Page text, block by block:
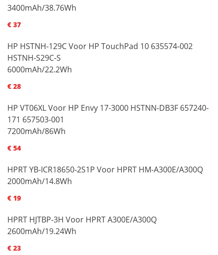
3400mAh/38.76Wh
€ 37
HP HSTNH-129C Voor HP TouchPad 10 635574-002
HSTNH-S29C-S
6000mAh/22.2Wh
€ 28
HP VT06XL Voor HP Envy 17-3000 HSTNN-DB3F 657240-
171 657503-001
7200mAh/86Wh
€ 54
HPRT YB-ICR18650-2S1P Voor HPRT HM-A300E/A300Q
2000mAh/14.8Wh
€ 19
HPRT HJTBP-3H Voor HPRT A300E/A300Q
2600mAh/19.24Wh
€ 23